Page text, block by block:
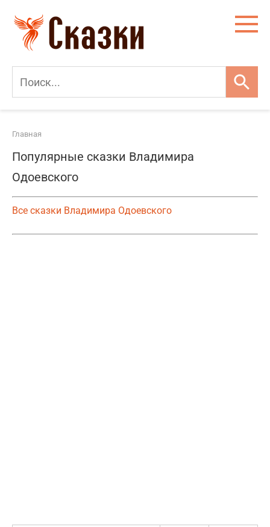
контенту
Главная
Популярные сказки Владимира
Одоевского
Все сказки Владимира Одоевского